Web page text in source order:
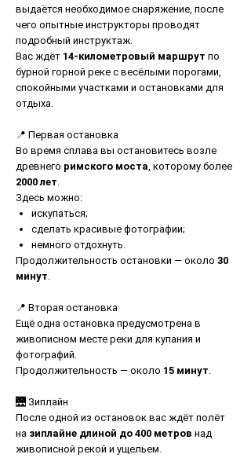
выдаётся необходимое снаряжение, после
чего опытные инструкторы проводят
подробный инструктаж.
Вас ждёт 14-километровый маршрут по
бурной горной реке с весёлыми порогами,
спокойными участками и остановками для
отдыха.
📍 Первая остановка
Во время сплава вы остановитесь возле
древнего римского моста, которому более
2000 лет.
Здесь можно:
искупаться;
сделать красивые фотографии;
немного отдохнуть.
Продолжительность остановки — около 30
минут.
📍 Вторая остановка
Ещё одна остановка предусмотрена в
живописном месте реки для купания и
фотографий.
Продолжительность — около 15 минут.
🌉 Зиплайн
После одной из остановок вас ждёт полёт
на зиплайне длиной до 400 метров над
живописной рекой и ущельем.